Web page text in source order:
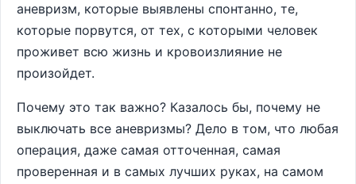
аневризм, которые выявлены спонтанно, те,
которые порвутся, от тех, с которыми человек
проживет всю жизнь и кровоизлияние не
произойдет.
Почему это так важно? Казалось бы, почему не
выключать все аневризмы? Дело в том, что любая
операция, даже самая отточенная, самая
проверенная и в самых лучших руках, на самом